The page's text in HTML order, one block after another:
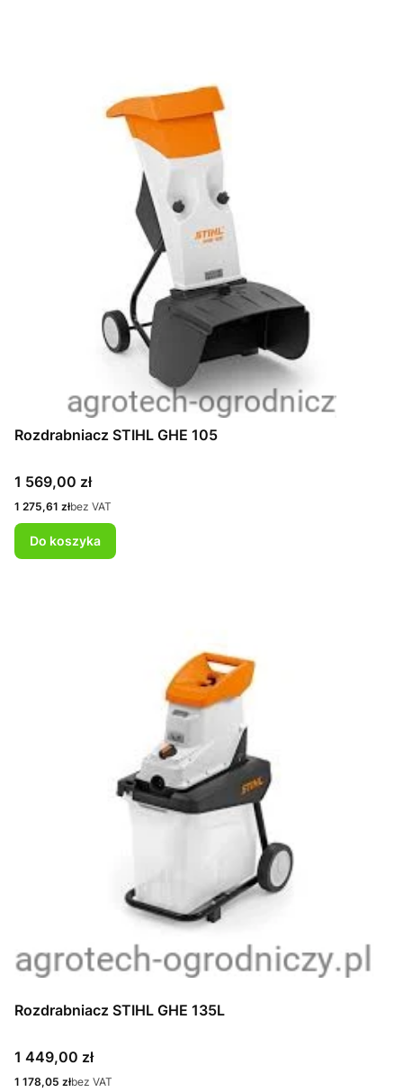
Rozdrabniacz STIHL GHE 105
Cena
1 569,00 zł
Cena
1 275,61 złbez VAT
Do koszyka
Rozdrabniacz STIHL GHE 135L
Cena
1 449,00 zł
Cena
1 178,05 złbez VAT